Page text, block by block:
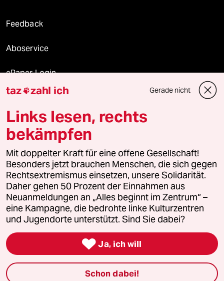
Feedback
Aboservice
ePaper Login
Downloads für Abonnierende
© 2026 taz Verlags und Vertriebs GmbH
Alle Rechte vorbehalten. Bei rechtlichen Fragen oder für Genehmigungen
wenden Sie sich bitte an
lizenzen@taz.de
Feedback Redaktionsstatut Kommune-Richtlinien
Leitlinie Informant Datenschutz Impressum AGB
Seitenwende Einwilligungen widerrufen (Ads)
taz zahl ich Gerade nicht
Links lesen, rechts
bekämpfen
Mit doppelter Kraft für eine offene Gesellschaft!
Besonders jetzt brauchen Menschen, die sich gegen
Rechtsextremismus einsetzen, unsere Solidarität.
Daher gehen 50 Prozent der Einnahmen aus
Neuanmeldungen an „Alles beginnt im Zentrum“ –
eine Kampagne, die bedrohte linke Kulturzentren
und Jugendorte unterstützt. Sind Sie dabei?
 Ja, ich will
Schon dabei!